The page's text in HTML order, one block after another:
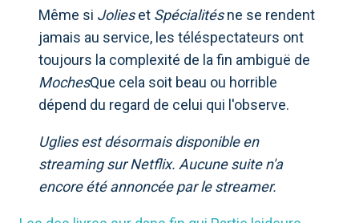
Même si Jolieset Spécialitésne se rendent
jamais au service, les téléspectateurs ont
toujours la complexité de la fin ambiguë de
MochesQue cela soit beau ou horrible
dépend du regard de celui qui l'observe.
Uglies est désormais disponible en
streaming sur Netflix. Aucune suite n'a
encore été annoncée par le streamer.